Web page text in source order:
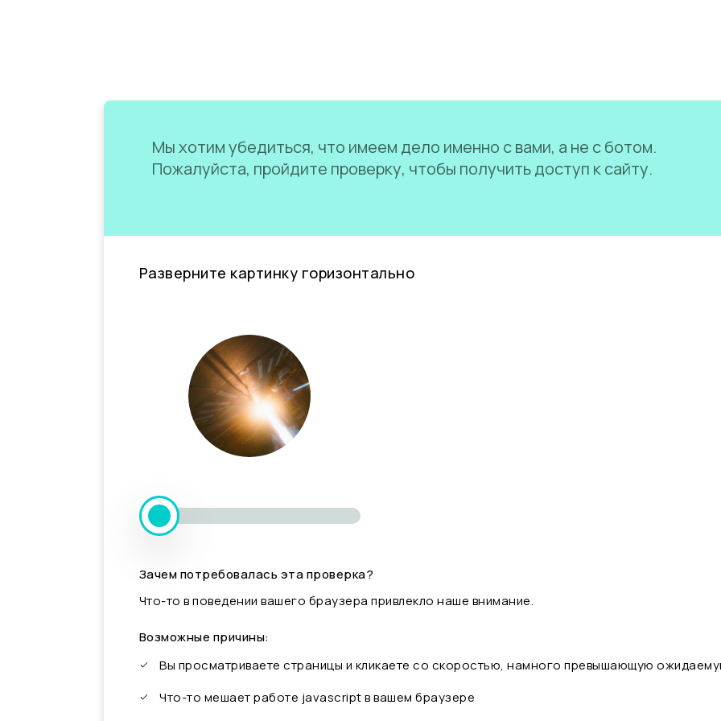
Мы хотим убедиться, что имеем дело именно с вами, а не с ботом.
Пожалуйста, пройдите проверку, чтобы получить доступ к сайту.
Разверните картинку горизонтально
Зачем потребовалась эта проверка?
Что-то в поведении вашего браузера привлекло наше внимание.
Возможные причины:
Вы просматриваете страницы и кликаете со скоростью, намного превышающую
Что-то мешает работе javascript в вашем браузере